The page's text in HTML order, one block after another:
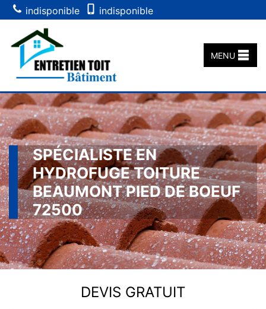
indisponible indisponible
MENU
SPÉCIALISTE EN
HYDROFUGE TOITURE
BEAUMONT PIED DE BOEUF
72500
DEVIS GRATUIT